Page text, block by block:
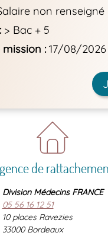
non renseigné
> Bac + 5
mission
17/08/2026
de
Division Médecins FRANCE
05 56 16 12 51
10 places Ravezies
33000 Bordeaux